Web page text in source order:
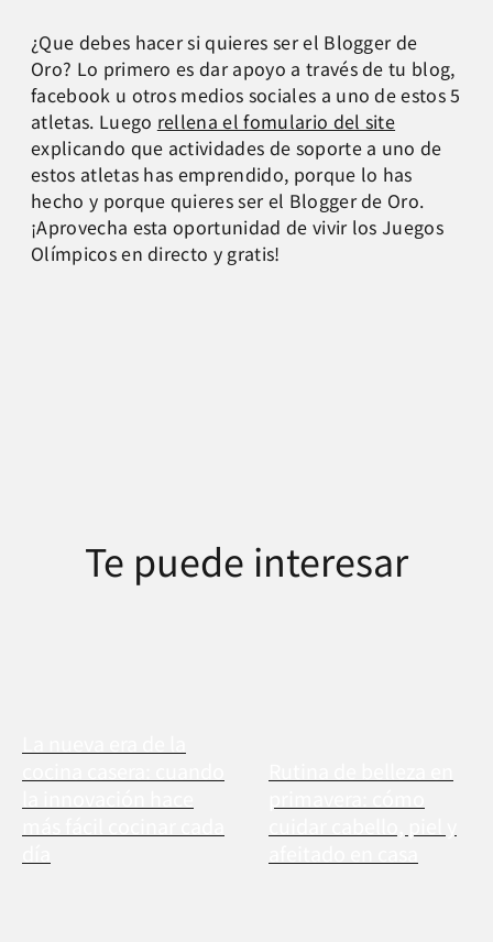
¿Que debes hacer si quieres ser el Blogger de
Oro? Lo primero es dar apoyo a través de tu blog,
facebook u otros medios sociales a uno de estos 5
atletas. Luego rellena el fomulario del site
explicando que actividades de soporte a uno de
estos atletas has emprendido, porque lo has
hecho y porque quieres ser el Blogger de Oro.
¡Aprovecha esta oportunidad de vivir los Juegos
Olímpicos en directo y gratis!
Te puede interesar